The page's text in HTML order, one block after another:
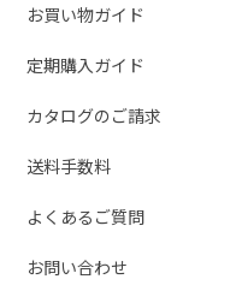
お買い物ガイド
定期購入ガイド
カタログのご請求
送料手数料
よくあるご質問
お問い合わせ